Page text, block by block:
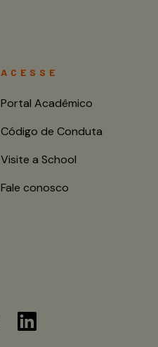
ACESSE
Portal Acadêmico
Código de Conduta
Visite a School
Fale conosco